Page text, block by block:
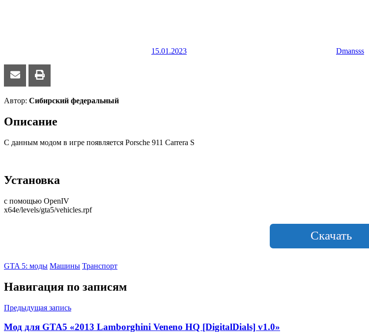
15.01.2023 Dmansss
Автор: Сибирский федеральный
Описание
С данным модом в игре появляется Porsche 911 Carrera S
Установка
с помощью OpenIV
x64e/levels/gta5/vehicles.rpf
Скачать
GTA 5: моды Машины Транспорт
Навигация по записям
Предыдущая запись
Мод для GTA5 «2013 Lamborghini Veneno HQ [DigitalDials] v1.0»